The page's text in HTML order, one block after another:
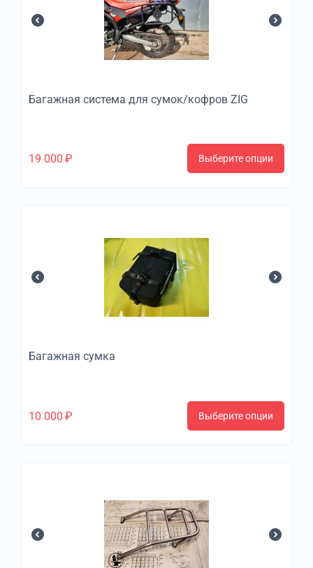
Багажная система для сумок/кофров ZIG
19 000 ₽ Выберите опции
Багажная сумка
10 000 ₽ Выберите опции